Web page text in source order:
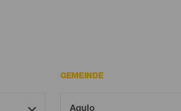
GEMEINDE